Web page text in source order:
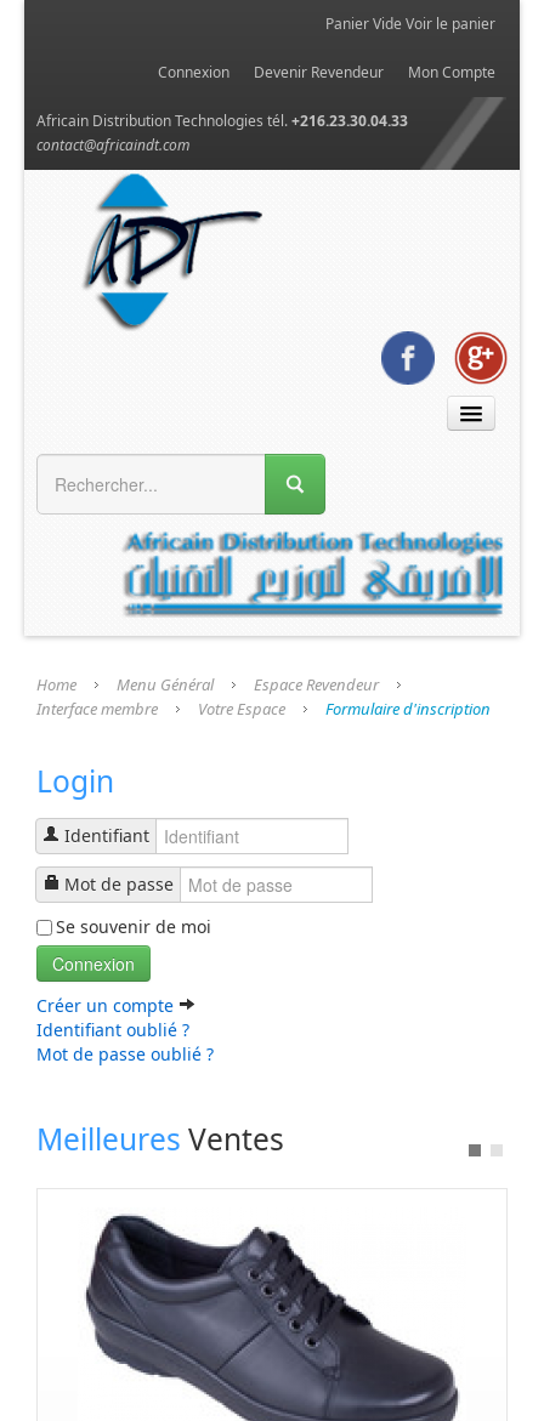
Panier Vide Voir le panier
Connexion Devenir Revendeur Mon Compte
Africain Distribution Technologies tél.+216.23.30.04.33
contact@africaindt.com
MENU GÉNÉRAL
Présentation
Nos Produits
Nos Fournisseurs
Espace Revendeur
Interface membre
Identification
Formulaire d'inscription
Profil Utilisateur
Recherche
Boutique en Ligne
Home Menu Général
Espace Revendeur
Interface membre
Votre Espace Formulaire d'inscription
Login
Identifiant
Mot de passe
Se souvenir de moi
Connexion
Créer un compte
Identifiant oublié ?
Mot de passe oublié ?
Meilleures Ventes